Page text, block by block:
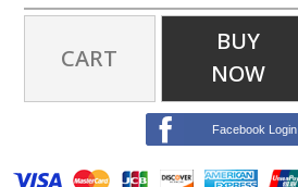
CART
BUY
NOW
Facebook Login